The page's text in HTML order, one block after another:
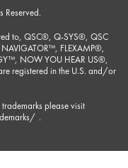
Reserved.
to, QSC®, Q-SYS®, QSC
FLEXAMP®,
NOW YOU HEAR US®,
registered in the U.S. and/or
please visit
.